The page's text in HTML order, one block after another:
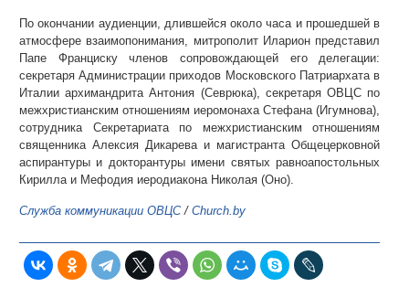
По окончании аудиенции, длившейся около часа и прошедшей в
атмосфере взаимопонимания, митрополит Иларион представил
Папе Франциску членов сопровождающей его делегации:
секретаря Администрации приходов Московского Патриархата в
Италии архимандрита Антония (Севрюка), секретаря ОВЦС по
межхристианским отношениям иеромонаха Стефана (Игумнова),
сотрудника Секретариата по межхристианским отношениям
священника Алексия Дикарева и магистранта Общецерковной
аспирантуры и докторантуры имени святых равноапостольных
Кирилла и Мефодия иеродиакона Николая (Оно).
Служба коммуникации ОВЦС/ Church.by